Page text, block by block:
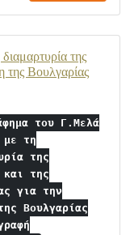
της
της Βουλγαρίας
του Γ.Μελά
με τη
της
και της
για την
Βουλγαρίας